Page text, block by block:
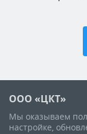
ООО «ЦКТ»
Мы оказываем
настройке,